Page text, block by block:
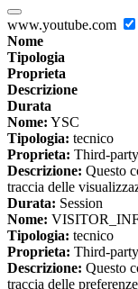
www.youtube.com
Nome
Tipologia
Proprieta
Descrizione
Durata
Nome: YSC
Tipologia: tecnico
Proprieta: Third-party
Descrizione: Questo
traccia delle
Durata: Session
Nome:
Tipologia: tecnico
Proprieta: Third-party
Descrizione: Questo
traccia delle